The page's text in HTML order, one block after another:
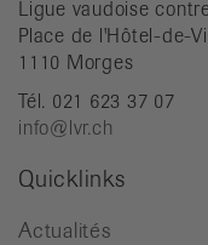
Ligue vaudoise
Place de l'Hôtel-de-
1110 Morges
Tél. 021 623 37 07
info@lvr.ch
Quicklinks
Actualités